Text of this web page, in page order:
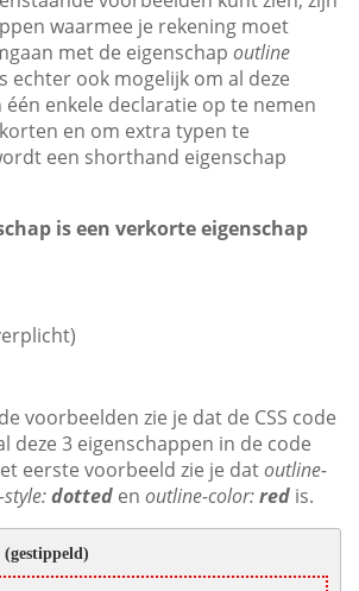
waarmee je rekening moet
met de eigenschap outline
echter ook mogelijk om al deze
enkele declaratie op te nemen
en om extra typen te
een shorthand eigenschap
is een verkorte eigenschap
voorbeelden zie je dat de CSS code
deze 3 eigenschappen in de code
eerste voorbeeld zie je datoutline-
dotted en outline-color:red is.